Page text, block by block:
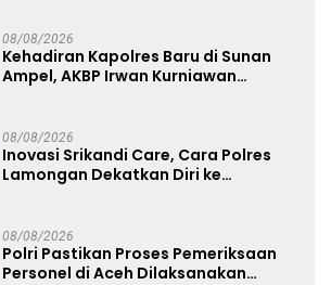
08/08/2026
Kehadiran Kapolres Baru di Sunan
Ampel, AKBP Irwan Kurniawan
08/08/2026
Inovasi Srikandi Care, Cara Polres
Lamongan Dekatkan Diri ke
08/08/2026
Polri Pastikan Proses Pemeriksaan
Personel di Aceh Dilaksanakan